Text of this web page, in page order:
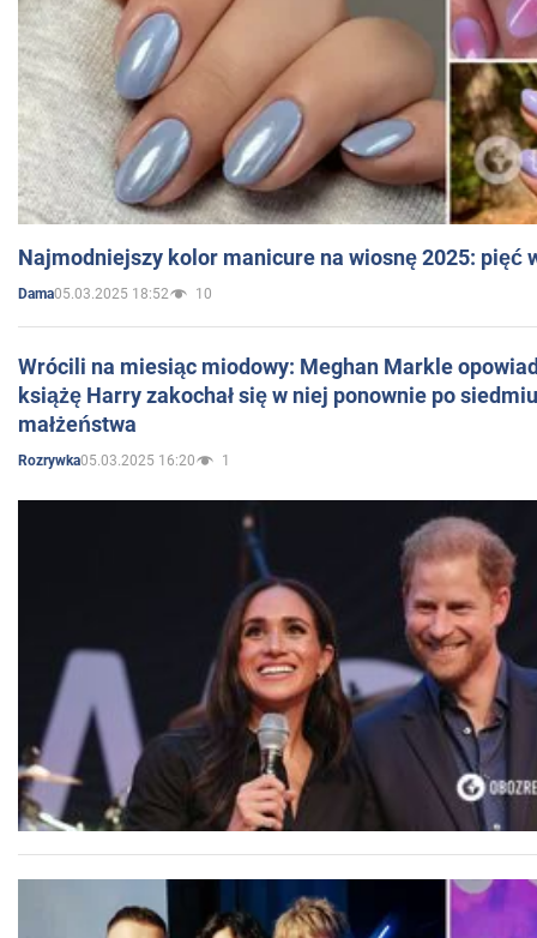
Najmodniejszy kolor manicure na wiosnę 2025: pięć
Dama05.03.2025 18:52 10
Wrócili na miesiąc miodowy: Meghan Markle
książę Harry zakochał się w niej ponownie po
małżeństwa
Rozrywka05.03.2025 16:20 1